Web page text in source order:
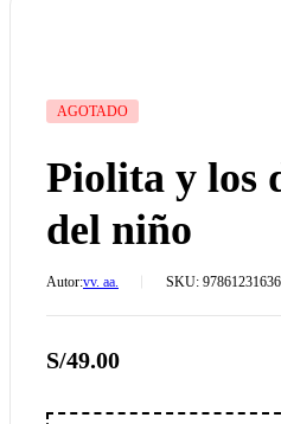
AGOTADO
Piolita y los
del niño
Autor:vv. aa. SKU:
S/49.00